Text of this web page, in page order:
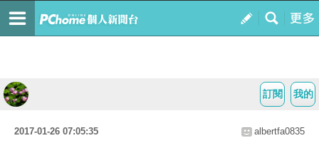
我的
訂閱
2017-01-26 07:05:35 albertfa0835